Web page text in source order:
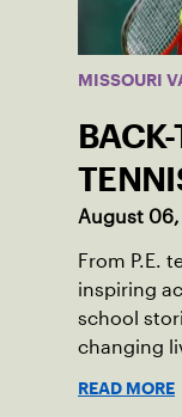
MISSOURI
August
From P.E.
inspiring
school
changing
READ MORE